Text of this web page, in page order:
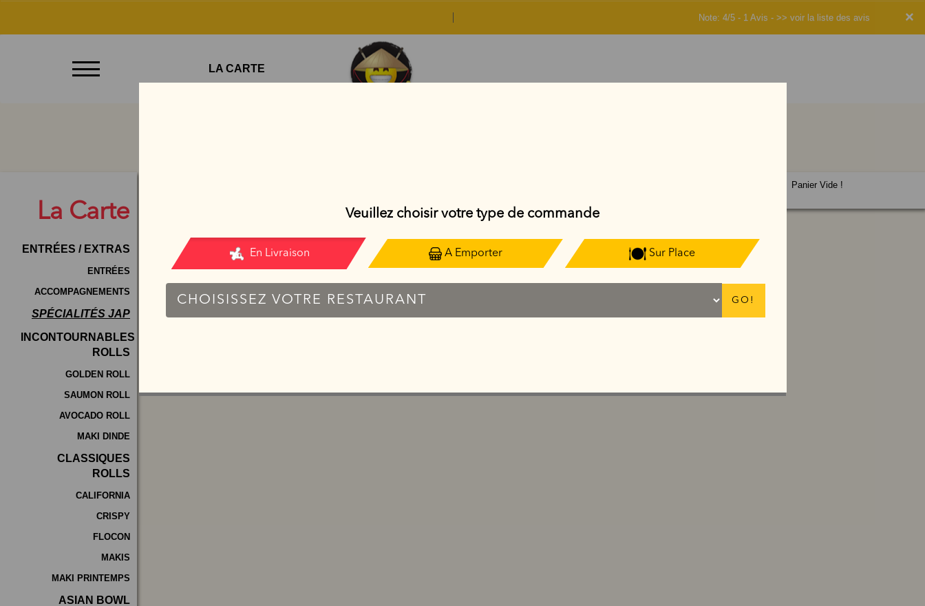
×
Note: 4/5 - 1 Avis - >> voir la liste des avis
Emporter
Contact
Mentions
Légales
Programme
De
Fidélité
Vos
Avis
de
LA CARTE
La Carte
ENTRÉES / EXTRAS
ENTRÉES
ACCOMPAGNEMENTS
SPÉCIALITÉS JAP
INCONTOURNABLES
ROLLS
GOLDEN ROLL
SAUMON ROLL
AVOCADO ROLL
MAKI DINDE
CLASSIQUES
ROLLS
CALIFORNIA
CRISPY
FLOCON
MAKIS
MAKI PRINTEMPS
ASIAN BOWL
Panier Vide !